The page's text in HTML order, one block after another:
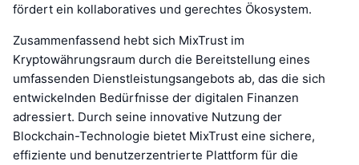
fördert ein kollaboratives und gerechtes Ökosystem.
Zusammenfassend hebt sich MixTrust im
Kryptowährungsraum durch die Bereitstellung eines
umfassenden Dienstleistungsangebots ab, das die sich
entwickelnden Bedürfnisse der digitalen Finanzen
adressiert. Durch seine innovative Nutzung der
Blockchain-Technologie bietet MixTrust eine sichere,
effiziente und benutzerzentrierte Plattform für die